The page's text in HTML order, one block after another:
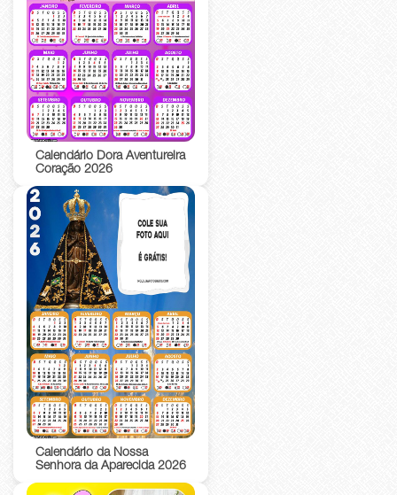
Calendário Dora Aventureira
Coração 2026
Calendário da Nossa
Senhora da Aparecida 2026